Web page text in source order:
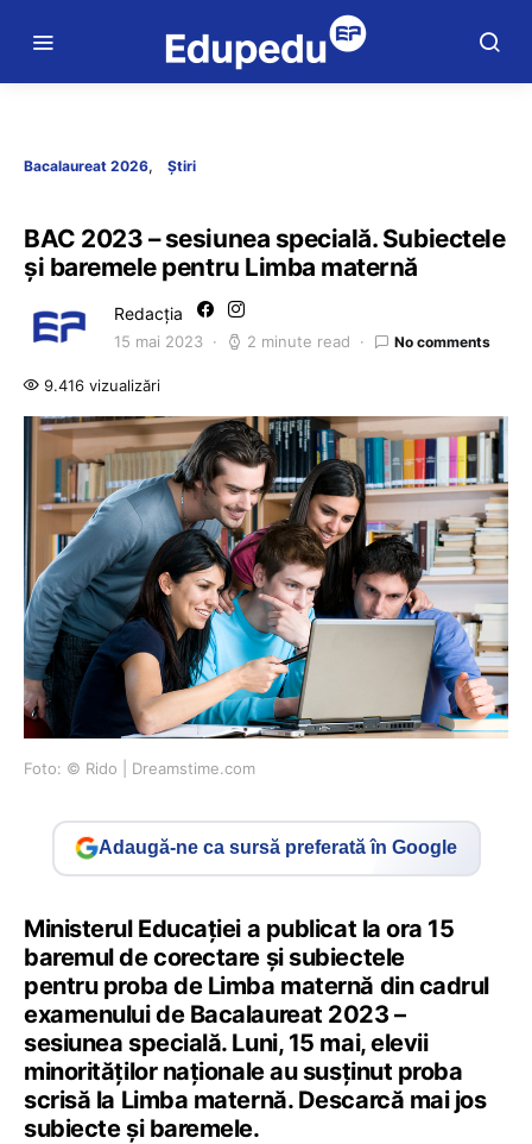
Bacalaureat 2026 Știri
BAC 2023 – sesiunea specială. Subiectele
și baremele pentru Limba maternă
Redacția
15 mai 2023 2 minute read No comments
9.416 vizualizări
Foto: © Rido | Dreamstime.com
Adaugă-ne ca sursă preferată în Google
Ministerul Educației a publicat la ora 15
baremul de corectare și subiectele
pentru proba de Limba maternă din cadrul
examenului de Bacalaureat 2023 –
sesiunea specială. Luni, 15 mai, elevii
minorităților naționale au susținut proba
scrisă la Limba maternă. Descarcă mai jos
subiecte și baremele.